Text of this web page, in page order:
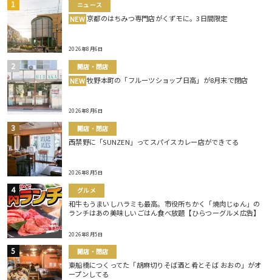
ニュース
NEW 京都のはちみつ専門店がくずモに。3日間限定
2026年8月6日
開店・閉店
NEW 牧野本町の「フルーツショップ日高」が8月末で閉店
2026年8月6日
開店・閉店
西禁野に「SUNZEN」ってスパイスカレー店ができてる
2026年8月5日
グルメ
和牛もうまいしハラミも最高。市役所ちかく「焼肉じゅん」の
ランチはあの美味しいごはん食べ放題【ひらつーグルメ広告】
2026年8月5日
開店・閉店
東船橋につくってた「胡麻切りそば酒と肴とそば おおの」がオ
ープンしてる